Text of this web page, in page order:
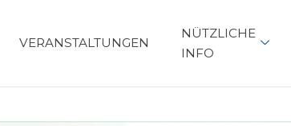
VERANSTALTUNGEN
NÜTZLICHE
INFO